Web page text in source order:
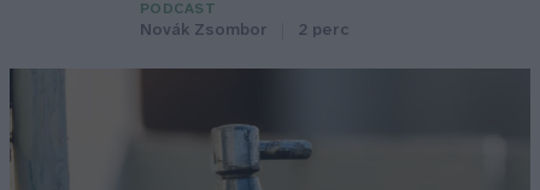
PODCAST
Novák Zsombor 2 perc